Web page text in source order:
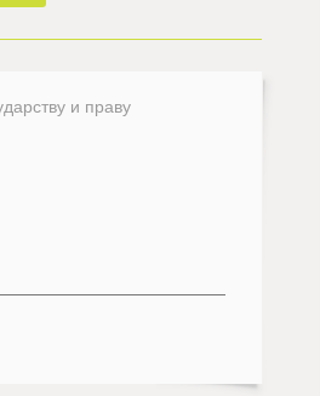
и праву